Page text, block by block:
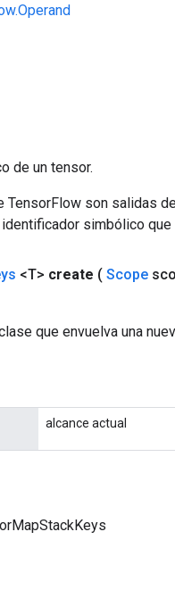
de un tensor.
TensorFlow son salidas
simbólico
<T> create ( Scope
que envuelva una
alcance actual